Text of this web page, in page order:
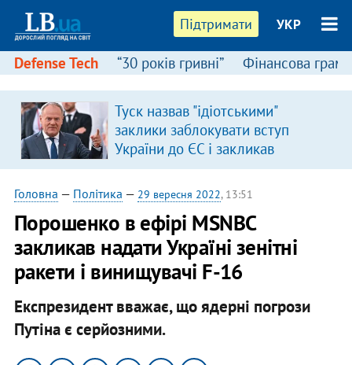
Підтримати УКР
Defense Tech “30 років гривні” Фінансова
Туск назвав "ідіотськими"
заклики заблокувати вступ
України до ЄС і закликав
припинити антиукраїнську
риторику
Головна — Політика — 29 вересня 2022, 13:51
Порошенко в ефірі MSNBC
закликав надати Україні зенітні
ракети і винищувачі F-16
Експрезидент вважає, що ядерні погрози
Путіна є серйозними.